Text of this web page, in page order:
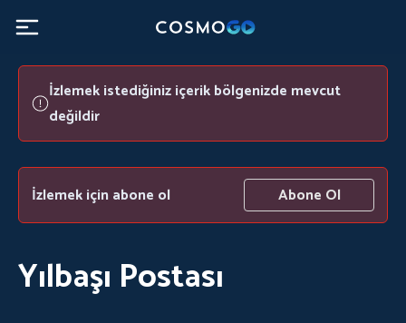
İzlemek istediğiniz içerik bölgenizde mevcut
değildir
İzlemek için abone ol Abone Ol
Yılbaşı Postası